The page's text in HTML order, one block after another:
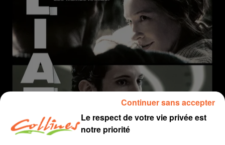
Le respect de votre vie privée est
notre priorité
Continuer sans accepter